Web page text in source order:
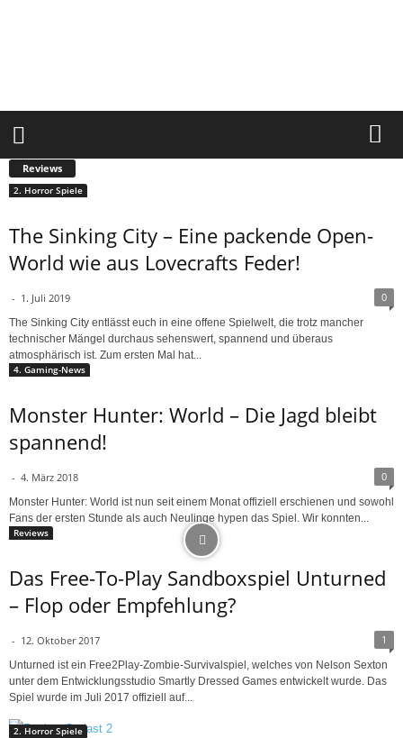
Reviews
2. Horror Spiele
The Sinking City – Eine packende Open-
World wie aus Lovecrafts Feder!
- 1. Juli 2019 0
The Sinking City entlässt euch in eine offene Spielwelt, die trotz mancher
technischer Mängel durchaus sehenswert, spannend und überaus
atmosphärisch ist. Zum ersten Mal hat...
4. Gaming-News
Monster Hunter: World – Die Jagd bleibt
spannend!
- 4. März 2018 0
Monster Hunter: World ist nun seit einem Monat offiziell erschienen und sowohl
Fans der ersten Stunde als auch Neulinge hypen das Spiel. Wir konnten...
Reviews
Das Free-To-Play Sandboxspiel Unturned
– Flop oder Empfehlung?
- 12. Oktober 2017 1
Unturned ist ein Free2Play-Zombie-Survivalspiel, welches von Nelson Sexton
unter dem Entwicklungsstudio Smartly Dressed Games entwickelt wurde. Das
Spiel wurde im Juli 2017 offiziell auf...
2. Horror Spiele